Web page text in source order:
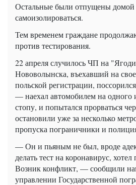
Остальные были отпущены
самоизолироваться.
Тем временем граждане
против тестирования.
22 апреля случилось ЧП на
Нововолынска, въехавший на
польской регистрации,
— наехал автомобилем на одного
стопу, и попытался прорваться
остановили уже за несколько
пропуска пограничники и
— Он и пьяным не был, вроде
делать тест на коронавирус,
Возник конфликт, — сообщили
управлении Государственной